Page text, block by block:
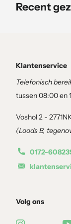
aan de tuin
kleuren.
Haal jaarrond
die elke seizoen
Recent
Klantenservice
Telefonisch
tussen 08:00 en
Voshol 2 -
(Loods B,
0172-
Volg ons